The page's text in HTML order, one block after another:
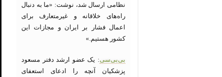
نظامی ارسال شد، نوشت: «ما به دنبال
راه‌های خلاقانه و غیرمتعارف برای
اعمال فشار بر ایران و مجازات این
کشور هستیم.»
بی‌بی‌سی: یک عضو ارشد دفتر مسعود
پزشکیان آنچه را ادعای استعفای